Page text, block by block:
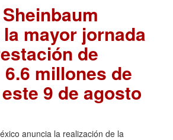
mayor jornada
de
millones de
9 de agosto
anuncia la realización de la